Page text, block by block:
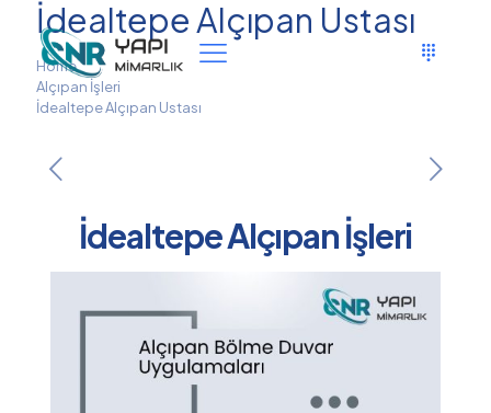
İdealtepe Alçıpan Ustası
Home
Alçıpan İşleri
İdealtepe Alçıpan Ustası
İdealtepe Alçıpan İşleri